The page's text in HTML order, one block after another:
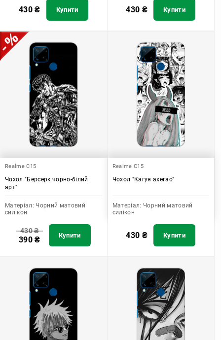
430₴ Купити 430 ₴ Купити
Realme C15
Чохол "Берсерк чорно-білий
арт"
Матеріал: Чорний матовий
силікон
430₴
390₴ Купити
Realme C15
Чохол "Кагуя ахегао"
Матеріал: Чорний матовий
силікон
430 ₴ Купити